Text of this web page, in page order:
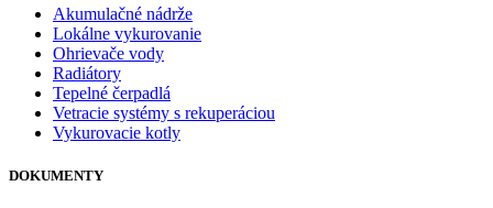
Akumulačné nádrže
Lokálne vykurovanie
Ohrievače vody
Radiátory
Tepelné čerpadlá
Vetracie systémy s rekuperáciou
Vykurovacie kotly
DOKUMENTY